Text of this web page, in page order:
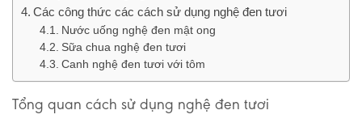
Các công thức các cách sử dụng nghệ đen tươi
Nước uống nghệ đen mật ong
Sữa chua nghệ đen tươi
Canh nghệ đen tươi với tôm
Tổng quan cách sử dụng nghệ đen tươi